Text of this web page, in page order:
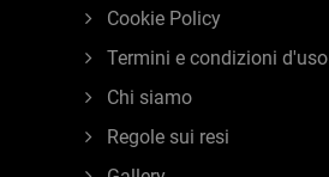
Cookie Policy
Termini e condizioni d'uso
Chi siamo
Regole sui resi